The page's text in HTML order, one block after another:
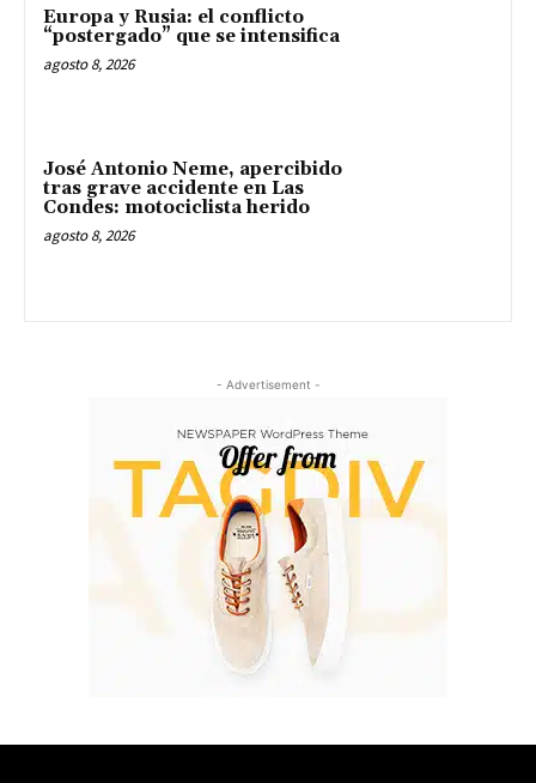
Europa y Rusia: el conflicto
“postergado” que se intensifica
agosto 8, 2026
José Antonio Neme, apercibido
tras grave accidente en Las
Condes: motociclista herido
agosto 8, 2026
- Advertisement -